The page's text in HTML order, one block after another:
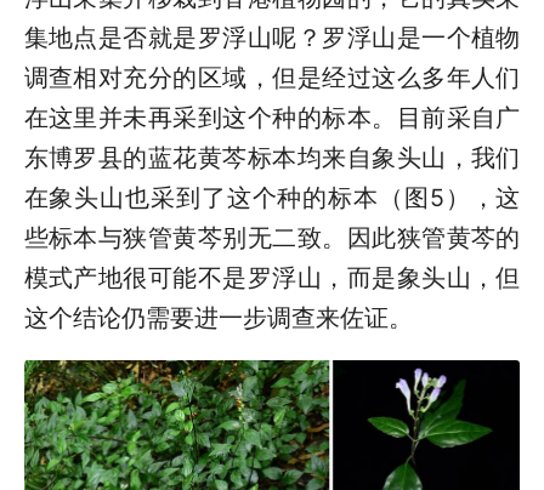
集地点是否就是罗浮山呢？罗浮山是一个植物
调查相对充分的区域，但是经过这么多年人们
在这里并未再采到这个种的标本。目前采自广
东博罗县的蓝花黄芩标本均来自象头山，我们
在象头山也采到了这个种的标本（图5），这
些标本与狭管黄芩别无二致。因此狭管黄芩的
模式产地很可能不是罗浮山，而是象头山，但
这个结论仍需要进一步调查来佐证。